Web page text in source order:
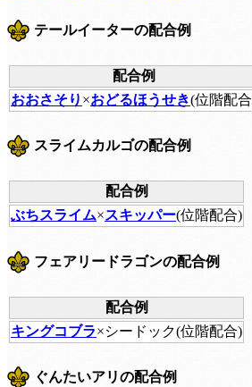
テールイーターの配合例
配合例
おおさそり ×おどるほうせき(位階配
スライムカルゴの配合例
配合例
ぶちスライム×スキッパー(位階配合)
フェアリードラゴンの配合例
配合例
キングコブラ×シードック(位階配合)
ぐんたいアリの配合例